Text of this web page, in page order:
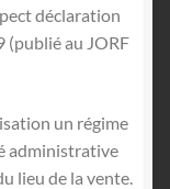
déclaration
(publié au JORF
un régime
administrative
lieu de la vente.